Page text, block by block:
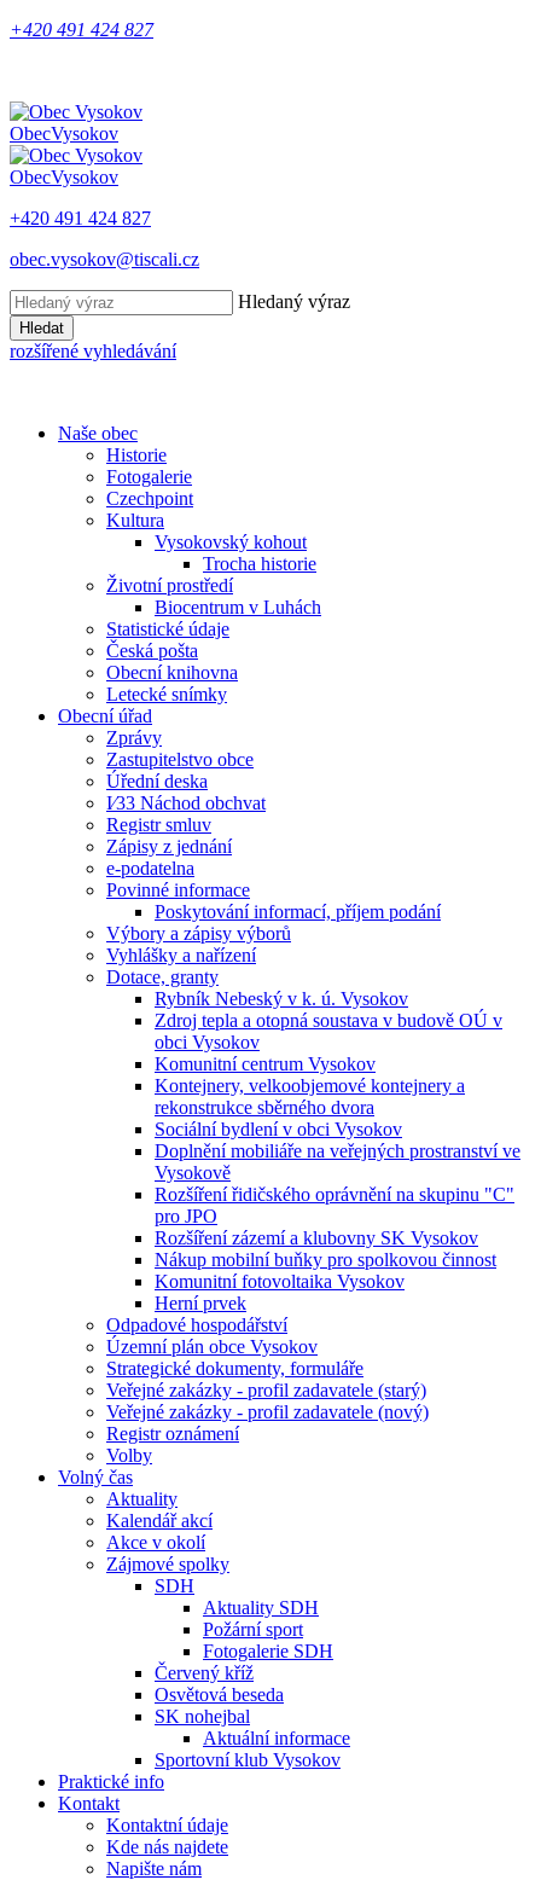
+420 491 424 827
ObecVysokov
ObecVysokov
+420 491 424 827
obec.vysokov@tiscali.cz
Hledaný výraz
Hledat
rozšířené vyhledávání
Naše obec
Historie
Fotogalerie
Czechpoint
Kultura
Vysokovský kohout
Trocha historie
Životní prostředí
Biocentrum v Luhách
Statistické údaje
Česká pošta
Obecní knihovna
Letecké snímky
Obecní úřad
Zprávy
Zastupitelstvo obce
Úřední deska
I⁄33 Náchod obchvat
Registr smluv
Zápisy z jednání
e-podatelna
Povinné informace
Poskytování informací, příjem podání
Výbory a zápisy výborů
Vyhlášky a nařízení
Dotace, granty
Rybník Nebeský v k. ú. Vysokov
Zdroj tepla a otopná soustava v budově OÚ v
obci Vysokov
Komunitní centrum Vysokov
Kontejnery, velkoobjemové kontejnery a
rekonstrukce sběrného dvora
Sociální bydlení v obci Vysokov
Doplnění mobiliáře na veřejných prostranství ve
Vysokově
Rozšíření řidičského oprávnění na skupinu "C"
pro JPO
Rozšíření zázemí a klubovny SK Vysokov
Nákup mobilní buňky pro spolkovou činnost
Komunitní fotovoltaika Vysokov
Herní prvek
Odpadové hospodářství
Územní plán obce Vysokov
Strategické dokumenty, formuláře
Veřejné zakázky - profil zadavatele (starý)
Veřejné zakázky - profil zadavatele (nový)
Registr oznámení
Volby
Volný čas
Aktuality
Kalendář akcí
Akce v okolí
Zájmové spolky
SDH
Aktuality SDH
Požární sport
Fotogalerie SDH
Červený kříž
Osvětová beseda
SK nohejbal
Aktuální informace
Sportovní klub Vysokov
Praktické info
Kontakt
Kontaktní údaje
Kde nás najdete
Napište nám